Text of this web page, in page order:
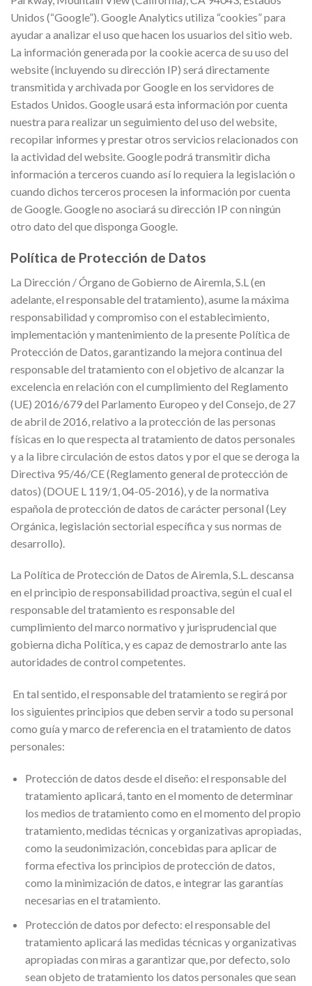
Unidos (“Google”). Google Analytics utiliza “cookies” para
ayudar a analizar el uso que hacen los usuarios del sitio web.
La información generada por la cookie acerca de su uso del
website (incluyendo su dirección IP) será directamente
transmitida y archivada por Google en los servidores de
Estados Unidos. Google usará esta información por cuenta
nuestra para realizar un seguimiento del uso del website,
recopilar informes y prestar otros servicios relacionados con
la actividad del website. Google podrá transmitir dicha
información a terceros cuando así lo requiera la legislación o
cuando dichos terceros procesen la información por cuenta
de Google. Google no asociará su dirección IP con ningún
otro dato del que disponga Google.
Política de Protección de Datos
La Dirección / Órgano de Gobierno de Airemla, S.L (en
adelante, el responsable del tratamiento), asume la máxima
responsabilidad y compromiso con el establecimiento,
implementación y mantenimiento de la presente Política de
Protección de Datos, garantizando la mejora continua del
responsable del tratamiento con el objetivo de alcanzar la
excelencia en relación con el cumplimiento del Reglamento
(UE) 2016/679 del Parlamento Europeo y del Consejo, de 27
de abril de 2016, relativo a la protección de las personas
físicas en lo que respecta al tratamiento de datos personales
y a la libre circulación de estos datos y por el que se deroga la
Directiva 95/46/CE (Reglamento general de protección de
datos) (DOUE L 119/1, 04-05-2016), y de la normativa
española de protección de datos de carácter personal (Ley
Orgánica, legislación sectorial específica y sus normas de
desarrollo).
La Política de Protección de Datos de Airemla, S.L. descansa
en el principio de responsabilidad proactiva, según el cual el
responsable del tratamiento es responsable del
cumplimiento del marco normativo y jurisprudencial que
gobierna dicha Política, y es capaz de demostrarlo ante las
autoridades de control competentes.
En tal sentido, el responsable del tratamiento se regirá por
los siguientes principios que deben servir a todo su personal
como guía y marco de referencia en el tratamiento de datos
personales:
Protección de datos desde el diseño: el responsable del
tratamiento aplicará, tanto en el momento de determinar
los medios de tratamiento como en el momento del propio
tratamiento, medidas técnicas y organizativas apropiadas,
como la seudonimización, concebidas para aplicar de
forma efectiva los principios de protección de datos,
como la minimización de datos, e integrar las garantías
necesarias en el tratamiento.
Protección de datos por defecto: el responsable del
tratamiento aplicará las medidas técnicas y organizativas
apropiadas con miras a garantizar que, por defecto, solo
sean objeto de tratamiento los datos personales que sean